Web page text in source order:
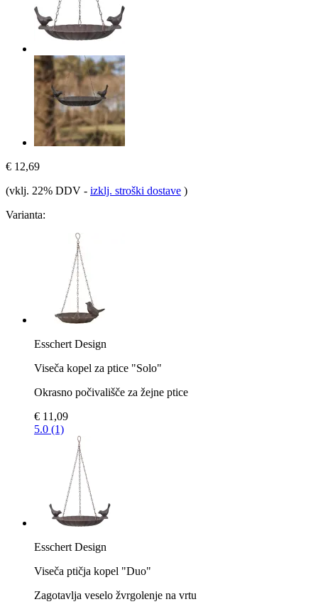
€ 12,69
(vklj. 22% DDV - izklj. stroški dostave )
Varianta:
Esschert Design
Viseča kopel za ptice "Solo"
Okrasno počivališče za žejne ptice
€ 11,09
5.0 (1)
Esschert Design
Viseča ptičja kopel "Duo"
Zagotavlja veselo žvrgolenje na vrtu